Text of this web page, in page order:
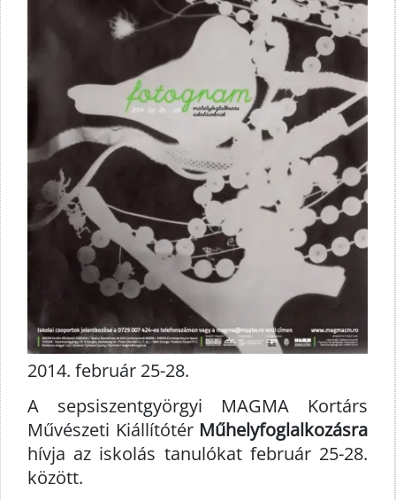
2014. február 25-28.
A sepsiszentgyörgyi MAGMA Kortárs
Művészeti Kiállítótér Műhelyfoglalkozásra
hívja az iskolás tanulókat február 25-28.
között.